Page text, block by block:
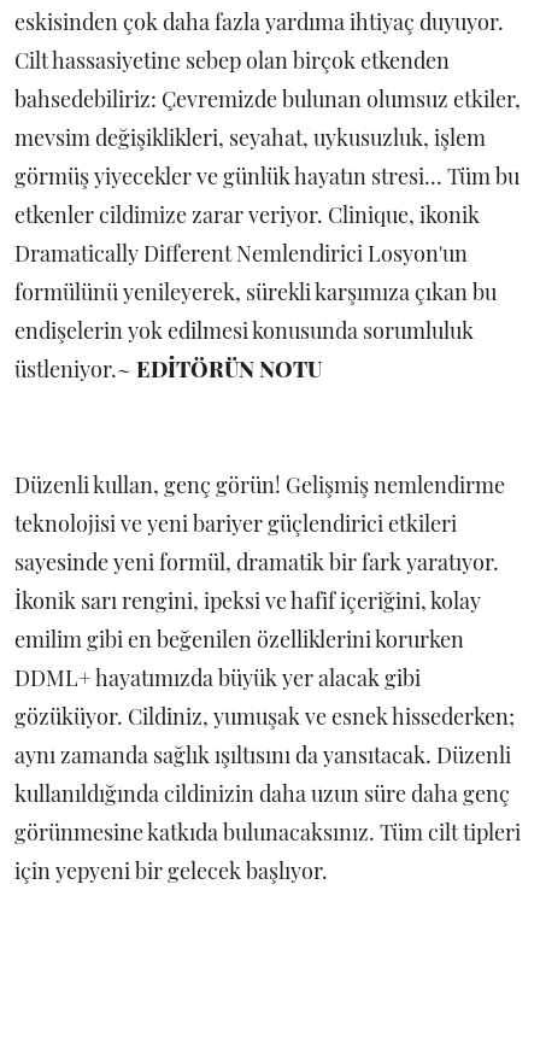
eskisinden çok daha fazla yardıma ihtiyaç duyuyor.
Cilt hassasiyetine sebep olan birçok etkenden
bahsedebiliriz: Çevremizde bulunan olumsuz etkiler,
mevsim değişiklikleri, seyahat, uykusuzluk, işlem
görmüş yiyecekler ve günlük hayatın stresi... Tüm bu
etkenler cildimize zarar veriyor. Clinique, ikonik
Dramatically Different Nemlendirici Losyon'un
formülünü yenileyerek, sürekli karşımıza çıkan bu
endişelerin yok edilmesi konusunda sorumluluk
üstleniyor.~ EDİTÖRÜN NOTU
Düzenli kullan, genç görün! Gelişmiş nemlendirme
teknolojisi ve yeni bariyer güçlendirici etkileri
sayesinde yeni formül, dramatik bir fark yaratıyor.
İkonik sarı rengini, ipeksi ve hafif içeriğini, kolay
emilim gibi en beğenilen özelliklerini korurken
DDML+ hayatımızda büyük yer alacak gibi
gözüküyor. Cildiniz, yumuşak ve esnek hissederken;
aynı zamanda sağlık ışıltısını da yansıtacak. Düzenli
kullanıldığında cildinizin daha uzun süre daha genç
görünmesine katkıda bulunacaksınız. Tüm cilt tipleri
için yepyeni bir gelecek başlıyor.